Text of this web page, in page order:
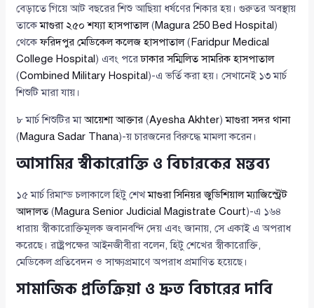
বেড়াতে গিয়ে আট বছরের শিশু আছিয়া ধর্ষণের শিকার হয়। গুরুতর অবস্থায়
তাকেমাগুরা ২৫০ শয্যা হাসপাতাল(Magura 250 Bed Hospital )
থেকেফরিদপুর মেডিকেল কলেজ হাসপাতাল( Faridpur Medical
College Hospital ) এবং পরেঢাকার সম্মিলিত সামরিক হাসপাতাল
(Combined Military Hospital )-এ ভর্তি করা হয়। সেখানেই ১৩ মার্চ
শিশুটি মারা যায়।
৮ মার্চ শিশুটির মাআয়েশা আক্তার (Ayesha Akhter)মাগুরা সদর থানা
(Magura Sadar Thana)-য় চারজনের বিরুদ্ধে মামলা করেন।
আসামির স্বীকারোক্তি ও বিচারকের মন্তব্য
১৫ মার্চ রিমান্ড চলাকালে হিটু শেখমাগুরা সিনিয়র জুডিশিয়াল ম্যাজিস্ট্রেট
আদালত(Magura Senior Judicial Magistrate Court)-এ ১৬৪
ধারায় স্বীকারোক্তিমূলক জবানবন্দি দেয় এবং জানায়, সে একাই এ অপরাধ
করেছে। রাষ্ট্রপক্ষের আইনজীবীরা বলেন, হিটু শেখের স্বীকারোক্তি,
মেডিকেল প্রতিবেদন ও সাক্ষ্যপ্রমাণে অপরাধ প্রমাণিত হয়েছে।
সামাজিক প্রতিক্রিয়া ও দ্রুত বিচারের দাবি